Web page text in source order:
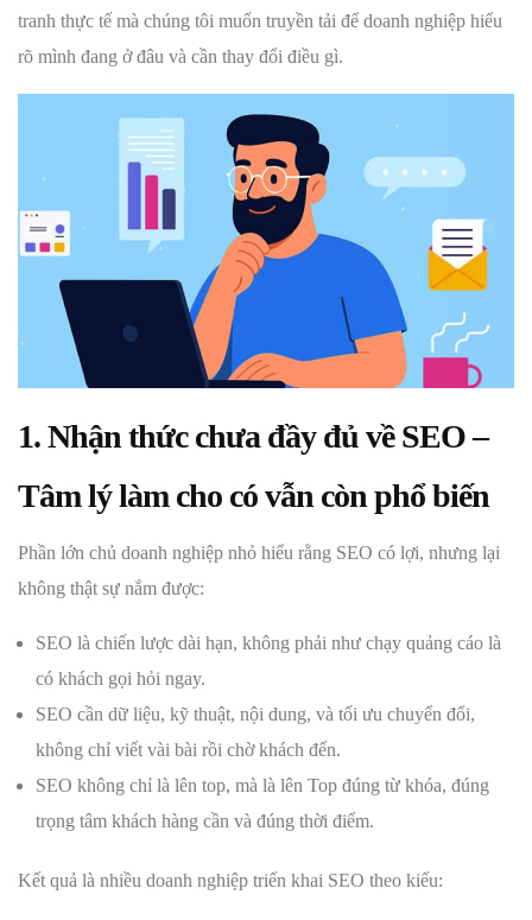
tranh thực tế mà chúng tôi muốn truyền tải để doanh nghiệp hiểu
rõ mình đang ở đâu và cần thay đổi điều gì.
1. Nhận thức chưa đầy đủ về SEO –
Tâm lý làm cho có vẫn còn phổ biến
Phần lớn chủ doanh nghiệp nhỏ hiểu rằng SEO có lợi, nhưng lại
không thật sự nắm được:
SEO là chiến lược dài hạn, không phải như chạy quảng cáo là
có khách gọi hỏi ngay.
SEO cần dữ liệu, kỹ thuật, nội dung, và tối ưu chuyển đổi,
không chỉ viết vài bài rồi chờ khách đến.
SEO không chỉ là lên top, mà là lên Top đúng từ khóa, đúng
trọng tâm khách hàng cần và đúng thời điểm.
Kết quả là nhiều doanh nghiệp triển khai SEO theo kiểu: